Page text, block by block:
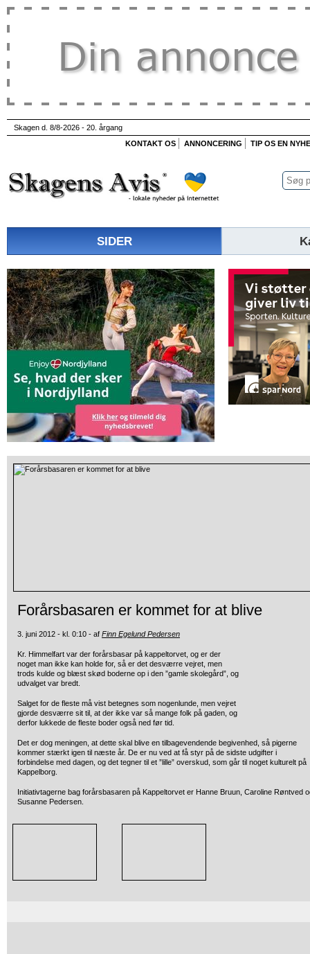
Skagen d. 8/8-2026 - 20. årgang
KONTAKT OS
ANNONCERING TIP OS EN
SIDER
Forårsbasaren er kommet for at blive
3. juni 2012 - kl. 0:10 - af Finn Egelund Pedersen
Kr. Himmelfart var der forårsbasar på kappeltorvet, og er der
noget man ikke kan holde for, så er det desværre vejret, men
trods kulde og blæst skød boderne op i den ”gamle skolegård”, og
udvalget var bredt.
Salget for de fleste må vist betegnes som nogenlunde, men vejret
gjorde desværre sit til, at der ikke var så mange folk på gaden, og
derfor lukkede de fleste boder også ned før tid.
Det er dog meningen, at dette skal blive en tilbagevendende begivenhed, så pigerne
kommer stærkt igen til næste år. De er nu ved at få styr på de sidste udgifter i
forbindelse med dagen, og det tegner til et ”lille” overskud, som går til noget kulturelt på
Kappelborg.
Initiativtagerne bag forårsbasaren på Kappeltorvet er Hanne Bruun, Caroline Røntved
Susanne Pedersen.